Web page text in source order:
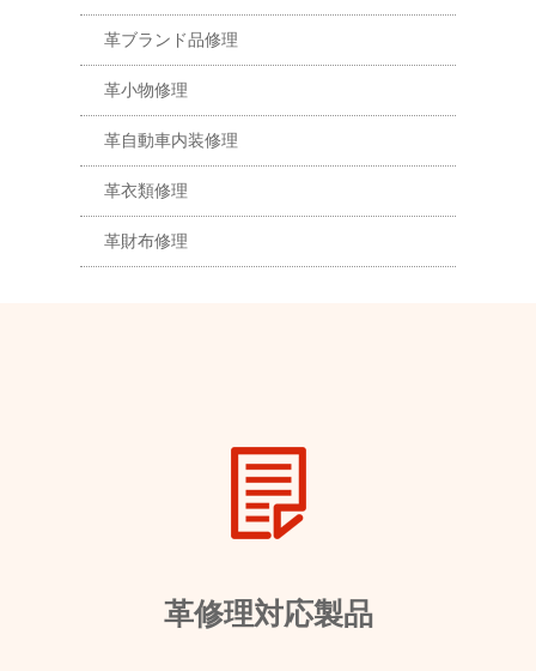
革ブランド品修理
革小物修理
革自動車内装修理
革衣類修理
革財布修理
革修理対応製品